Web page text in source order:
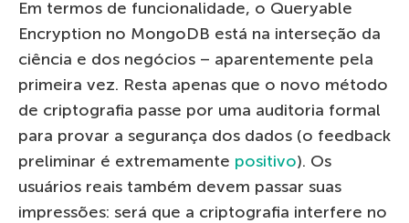
Em termos de funcionalidade, o Queryable
Encryption no MongoDB está na interseção da
ciência e dos negócios – aparentemente pela
primeira vez. Resta apenas que o novo método
de criptografia passe por uma auditoria formal
para provar a segurança dos dados (o feedback
preliminar é extremamente positivo). Os
usuários reais também devem passar suas
impressões: será que a criptografia interfere no